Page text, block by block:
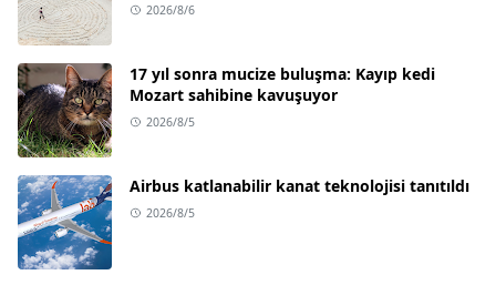
2026/8/6
17 yıl sonra mucize buluşma: Kayıp kedi
Mozart sahibine kavuşuyor
2026/8/5
Airbus katlanabilir kanat teknolojisi tanıtıldı
2026/8/5